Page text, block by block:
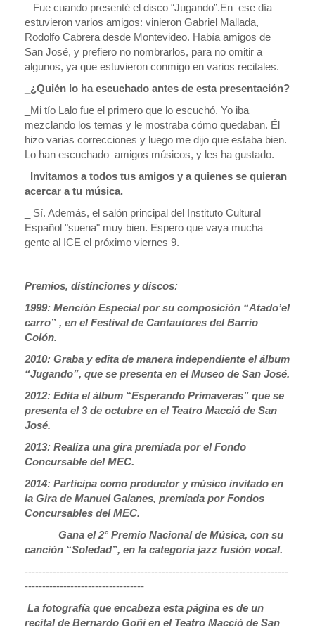
_ Fue cuando presenté el disco “Jugando”.En ese día
estuvieron varios amigos: vinieron Gabriel Mallada,
Rodolfo Cabrera desde Montevideo. Había amigos de
San José, y prefiero no nombrarlos, para no omitir a
algunos, ya que estuvieron conmigo en varios recitales.
_¿Quién lo ha escuchado antes de esta presentación?
_Mi tío Lalo fue el primero que lo escuchó. Yo iba
mezclando los temas y le mostraba cómo quedaban. Él
hizo varias correcciones y luego me dijo que estaba bien.
Lo han escuchado amigos músicos, y les ha gustado.
_Invitamos a todos tus amigos y a quienes se quieran
acercar a tu música.
_ Sí. Además, el salón principal del Instituto Cultural
Español "suena" muy bien. Espero que vaya mucha
gente al ICE el próximo viernes 9.
Premios, distinciones y discos:
1999: Mención Especial por su composición “Atado’el
carro” , en el Festival de Cantautores del Barrio
Colón.
2010: Graba y edita de manera independiente el álbum
“Jugando”, que se presenta en el Museo de San José.
2012: Edita el álbum “Esperando Primaveras” que se
presenta el 3 de octubre en el Teatro Macció de San
José.
2013: Realiza una gira premiada por el Fondo
Concursable del MEC.
2014: Participa como productor y músico invitado en
la Gira de Manuel Galanes, premiada por Fondos
Concursables del MEC.
Gana el 2° Premio Nacional de Música, con su
canción “Soledad”, en la categoría jazz fusión vocal.
---------------------------------------------------------------------------
----------------------------------
La fotografía que encabeza esta página es de un
recital de Bernardo Goñi en el Teatro Macció de San